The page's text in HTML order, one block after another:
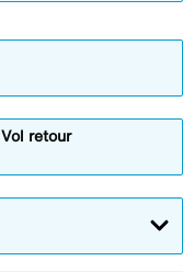
Vol retour